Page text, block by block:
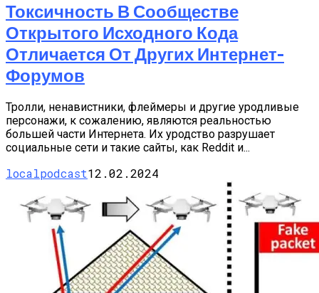
Токсичность В Сообществе
Открытого Исходного Кода
Отличается От Других Интернет-
Форумов
Тролли, ненавистники, флеймеры и другие уродливые
персонажи, к сожалению, являются реальностью
большей части Интернета. Их уродство разрушает
социальные сети и такие сайты, как Reddit и...
localpodcast12.02.2024